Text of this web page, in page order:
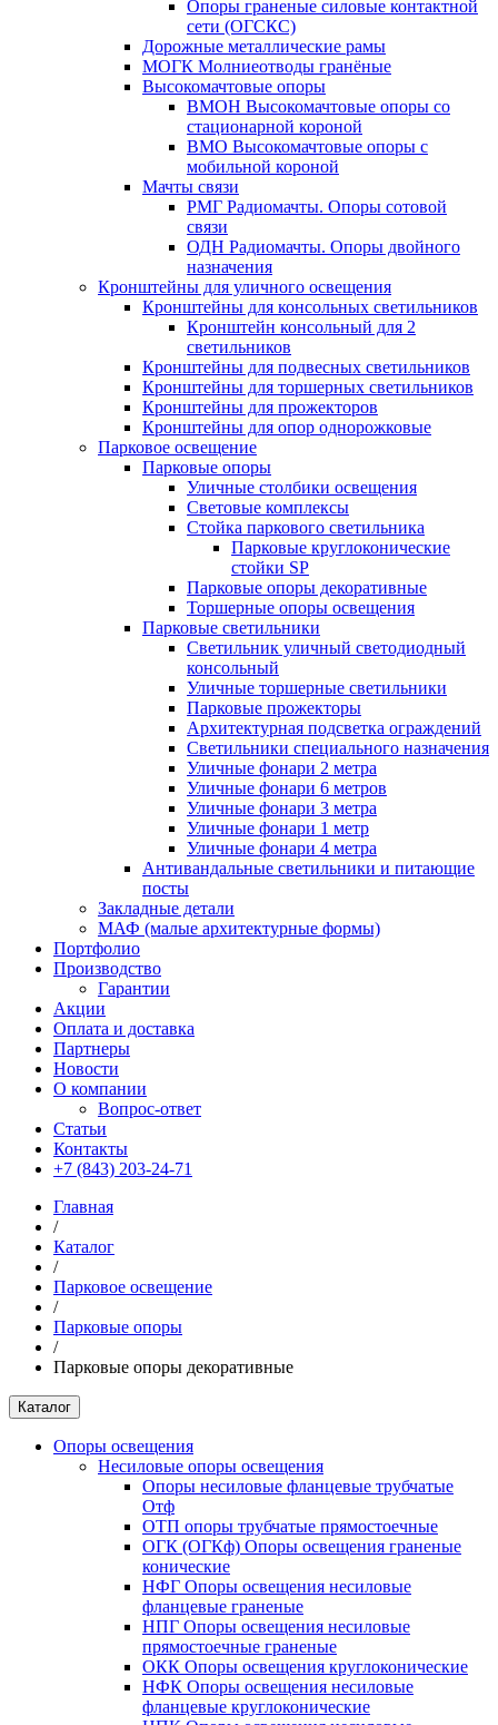
Опоры граненые силовые контактной
сети (ОГСКС)
Дорожные металлические рамы
МОГК Молниеотводы гранёные
Высокомачтовые опоры
ВМОН Высокомачтовые опоры со
стационарной короной
ВМО Высокомачтовые опоры с
мобильной короной
Мачты связи
РМГ Радиомачты. Опоры сотовoй
связи
ОДН Радиомачты. Опоры двойного
назначения
Кронштейны для уличного освещения
Кронштейны для консольных светильников
Кронштейн консольный для 2
светильников
Кронштейны для подвесных светильников
Кронштейны для торшерных светильников
Кронштейны для прожекторов
Кронштейны для опор однорожковые
Парковое освещение
Парковые опоры
Уличные столбики освещения
Световые комплексы
Стойка паркового светильника
Парковые круглоконические
стойки SP
Парковые опоры декоративные
Торшерные опоры освещения
Парковые светильники
Светильник уличный светодиодный
консольный
Уличные торшерные светильники
Парковые прожекторы
Архитектурная подсветка ограждений
Светильники специального назначения
Уличные фонари 2 метра
Уличные фонари 6 метров
Уличные фонари 3 метра
Уличные фонари 1 метр
Уличные фонари 4 метра
Антивандальные светильники и питающие
посты
Закладные детали
МАФ (малые архитектурные формы)
Портфолио
Производство
Гарантии
Акции
Оплата и доставка
Партнеры
Новости
О компании
Вопрос-ответ
Статьи
Контакты
+7 (843) 203-24-71
Главная
/
Каталог
/
Парковое освещение
/
Парковые опоры
/
Парковые опоры декоративные
Каталог
Опоры освещения
Несиловые опоры освещения
Опоры несиловые фланцевые трубчатые
Отф
ОТП опоры трубчатые прямостоечные
ОГК (ОГКф) Опоры освещения граненые
конические
НФГ Опоры освещения несиловые
фланцевые граненые
НПГ Опоры освещения несиловые
прямостоечные граненые
ОКК Опоры освещения круглоконические
НФК Опоры освещения несиловые
фланцевые круглоконические